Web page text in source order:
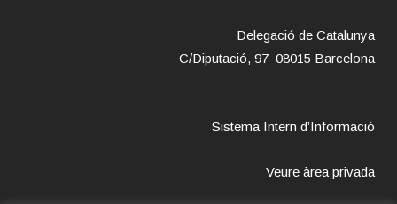
Delegació de Catalunya
C/Diputació, 97 08015 Barcelona
Sistema Intern d’Informació
Veure àrea privada